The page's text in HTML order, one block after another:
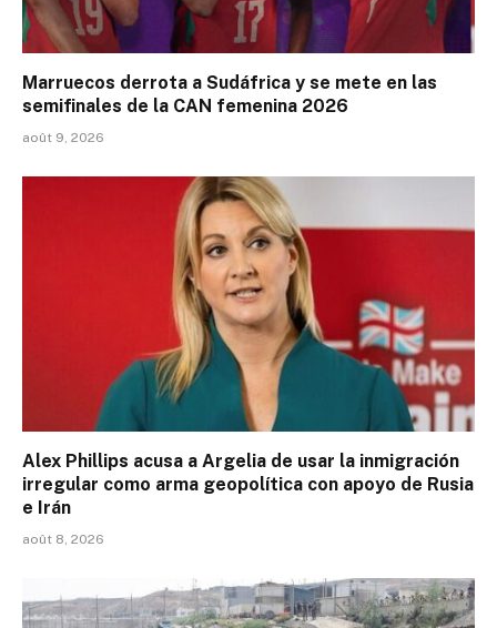
Marruecos derrota a Sudáfrica y se mete en las
semifinales de la CAN femenina 2026
août 9, 2026
Alex Phillips acusa a Argelia de usar la inmigración
irregular como arma geopolítica con apoyo de Rusia
e Irán
août 8, 2026